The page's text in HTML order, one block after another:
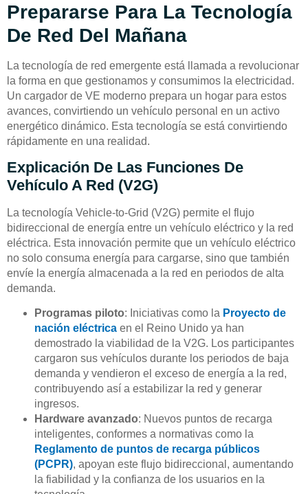
Prepararse Para La Tecnología
De Red Del Mañana
La tecnología de red emergente está llamada a revolucionar
la forma en que gestionamos y consumimos la electricidad.
Un cargador de VE moderno prepara un hogar para estos
avances, convirtiendo un vehículo personal en un activo
energético dinámico. Esta tecnología se está convirtiendo
rápidamente en una realidad.
Explicación De Las Funciones De
Vehículo A Red (V2G)
La tecnología Vehicle-to-Grid (V2G) permite el flujo
bidireccional de energía entre un vehículo eléctrico y la red
eléctrica. Esta innovación permite que un vehículo eléctrico
no solo consuma energía para cargarse, sino que también
envíe la energía almacenada a la red en periodos de alta
demanda.
Programas piloto: Iniciativas como la Proyecto de
nación eléctrica en el Reino Unido ya han
demostrado la viabilidad de la V2G. Los participantes
cargaron sus vehículos durante los periodos de baja
demanda y vendieron el exceso de energía a la red,
contribuyendo así a estabilizar la red y generar
ingresos.
Hardware avanzado: Nuevos puntos de recarga
inteligentes, conformes a normativas como la
Reglamento de puntos de recarga públicos
(PCPR), apoyan este flujo bidireccional, aumentando
la fiabilidad y la confianza de los usuarios en la